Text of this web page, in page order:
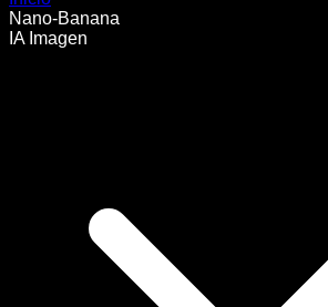
Nano-Banana
IA Imagen